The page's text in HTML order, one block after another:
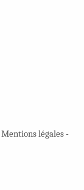
Mentions légales-